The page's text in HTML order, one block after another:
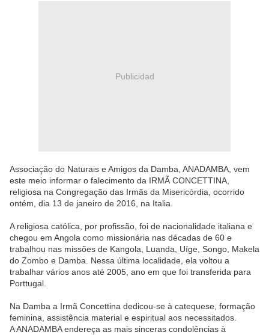
Publicidad
Associação do Naturais e Amigos da Damba, ANADAMBA, vem
este meio informar o falecimento da IRMÃ CONCETTINA,
religiosa na Congregação das Irmãs da Misericórdia, ocorrido
ontém, dia 13 de janeiro de 2016, na Italia.
A religiosa católica, por profissão, foi de nacionalidade italiana e
chegou em Angola como missionária nas décadas de 60 e
trabalhou nas missões de Kangola, Luanda, Uíge, Songo, Makela
do Zombo e Damba. Nessa última localidade, ela voltou a
trabalhar vários anos até 2005, ano em que foi transferida para
Porttugal.
Na Damba a Irmã Concettina dedicou-se à catequese, formação
feminina, assistência material e espiritual aos necessitados.
A ANADAMBA endereça as mais sinceras condolências à